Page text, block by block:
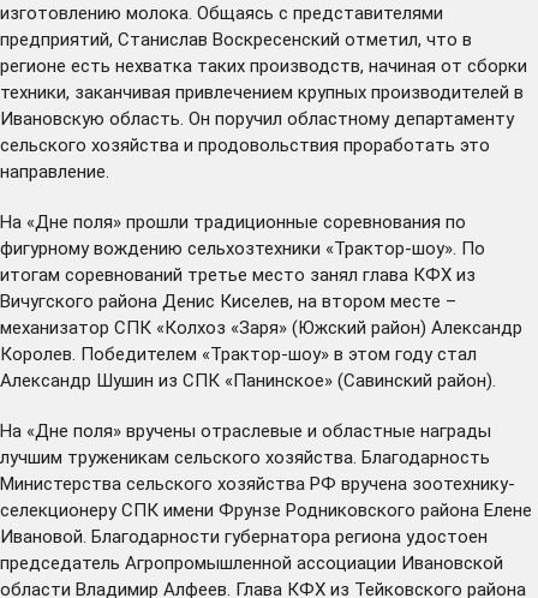
изготовлению молока. Общаясь с представителями
предприятий, Станислав Воскресенский отметил, что в
регионе есть нехватка таких производств, начиная от сборки
техники, заканчивая привлечением крупных производителей в
Ивановскую область. Он поручил областному департаменту
сельского хозяйства и продовольствия проработать это
направление.
На «Дне поля» прошли традиционные соревнования по
фигурному вождению сельхозтехники «Трактор-шоу». По
итогам соревнований третье место занял глава КФХ из
Вичугского района Денис Киселев, на втором месте –
механизатор СПК «Колхоз «Заря» (Южский район) Александр
Королев. Победителем «Трактор-шоу» в этом году стал
Александр Шушин из СПК «Панинское» (Савинский район).
На «Дне поля» вручены отраслевые и областные награды
лучшим труженикам сельского хозяйства. Благодарность
Министерства сельского хозяйства РФ вручена зоотехнику-
селекционеру СПК имени Фрунзе Родниковского района Елене
Ивановой. Благодарности губернатора региона удостоен
председатель Агропромышленной ассоциации Ивановской
области Владимир Алфеев. Глава КФХ из Тейковского района